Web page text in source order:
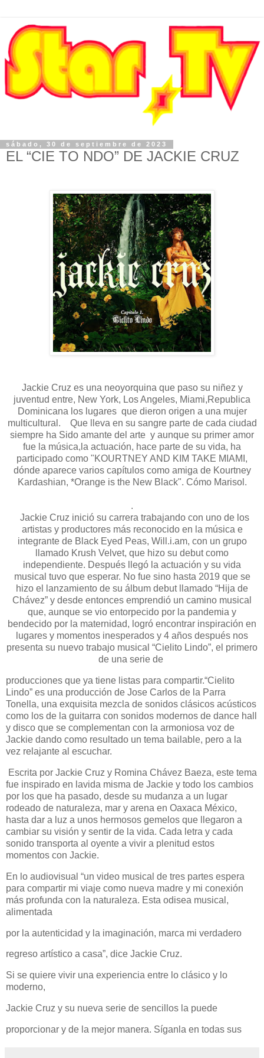
sábado, 30 de septiembre de 2023
EL “CIE TO NDO” DE JACKIE CRUZ
Jackie Cruz es una neoyorquina que paso su niñez y
juventud entre, New York, Los Angeles, Miami,Republica
Dominicana los lugares que dieron origen a una mujer
multicultural. Que lleva en su sangre parte de cada ciudad
siempre ha Sido amante del arte y aunque su primer amor
fue la música,la actuación, hace parte de su vida, ha
participado como "KOURTNEY AND KIM TAKE MIAMI,
dónde aparece varios capítulos como amiga de Kourtney
Kardashian, *Orange is the New Black". Cómo Marisol.
.
Jackie Cruz inició su carrera trabajando con uno de los
artistas y productores más reconocido en la música e
integrante de Black Eyed Peas, Will.i.am, con un grupo
llamado Krush Velvet, que hizo su debut como
independiente. Después llegó la actuación y su vida
musical tuvo que esperar. No fue sino hasta 2019 que se
hizo el lanzamiento de su álbum debut llamado “Hija de
Chávez” y desde entonces emprendió un camino musical
que, aunque se vio entorpecido por la pandemia y
bendecido por la maternidad, logró encontrar inspiración en
lugares y momentos inesperados y 4 años después nos
presenta su nuevo trabajo musical “Cielito Lindo”, el primero
de una serie de
producciones que ya tiene listas para compartir.“Cielito
Lindo” es una producción de Jose Carlos de la Parra
Tonella, una exquisita mezcla de sonidos clásicos acústicos
como los de la guitarra con sonidos modernos de dance hall
y disco que se complementan con la armoniosa voz de
Jackie dando como resultado un tema bailable, pero a la
vez relajante al escuchar.
Escrita por Jackie Cruz y Romina Chávez Baeza, este tema
fue inspirado en lavida misma de Jackie y todo los cambios
por los que ha pasado, desde su mudanza a un lugar
rodeado de naturaleza, mar y arena en Oaxaca México,
hasta dar a luz a unos hermosos gemelos que llegaron a
cambiar su visión y sentir de la vida. Cada letra y cada
sonido transporta al oyente a vivir a plenitud estos
momentos con Jackie.
En lo audiovisual “un video musical de tres partes espera
para compartir mi viaje como nueva madre y mi conexión
más profunda con la naturaleza. Esta odisea musical,
alimentada
por la autenticidad y la imaginación, marca mi verdadero
regreso artístico a casa”, dice Jackie Cruz.
Si se quiere vivir una experiencia entre lo clásico y lo
moderno,
Jackie Cruz y su nueva serie de sencillos la puede
proporcionar y de la mejor manera. Síganla en todas sus